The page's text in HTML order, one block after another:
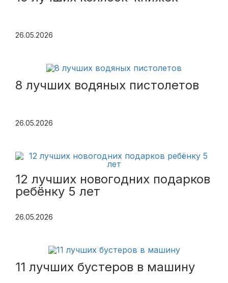
26.05.2026
8 лучших водяных пистолетов
26.05.2026
12 лучших новогодних подарков
ребёнку 5 лет
26.05.2026
11 лучших бустеров в машину